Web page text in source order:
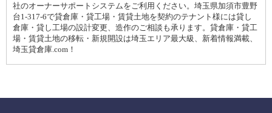
社のオーナーサポートシステムをご利用ください。埼玉県加須市豊野
台1-317-6で貸倉庫・貸工場・賃貸土地を契約のテナント様には貸し
倉庫・貸し工場の設計変更、造作のご相談も承ります。貸倉庫・貸工
場・賃貸土地の移転・新規開設は埼玉エリア最大級、新着情報満載、
埼玉貸倉庫.com！